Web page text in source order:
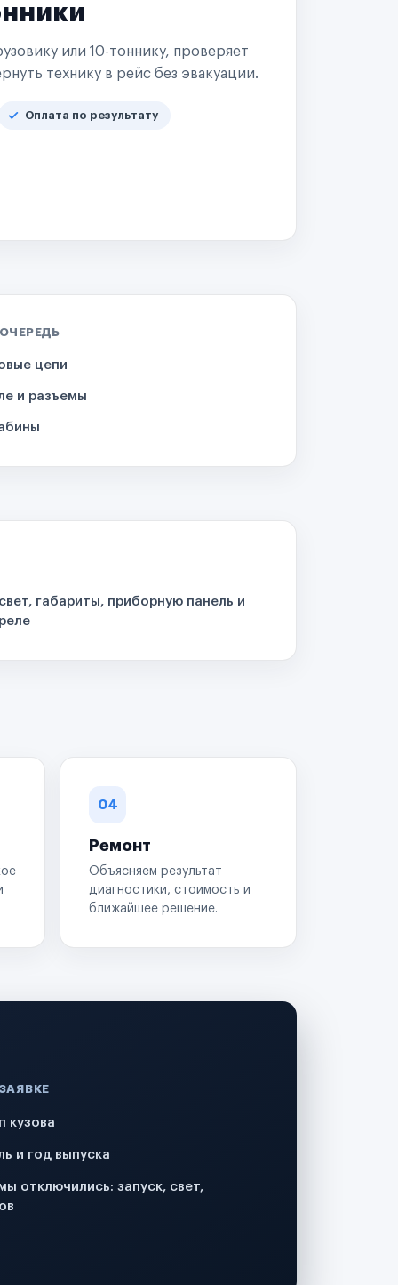
или 10-тоннику, проверяет
технику в рейс без эвакуации.
Оплата по результату
цепи
и разъемы
габариты, приборную панель и
04
Ремонт
Объясняем результат
диагностики, стоимость и
ближайшее решение.
кузова
и год выпуска
отключились: запуск, свет,